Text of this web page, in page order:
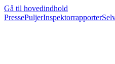
Gå til hovedindhold
PressePuljerInspektorrapporter